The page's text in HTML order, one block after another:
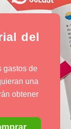
del
gastos de
una
obtener